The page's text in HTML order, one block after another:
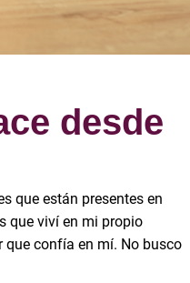
desde
que están presentes en
que viví en mi propio
que confía en mí. No busco